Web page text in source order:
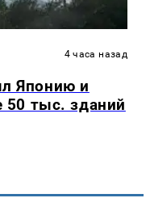
4 часа назад
Японию и
50 тыс. зданий